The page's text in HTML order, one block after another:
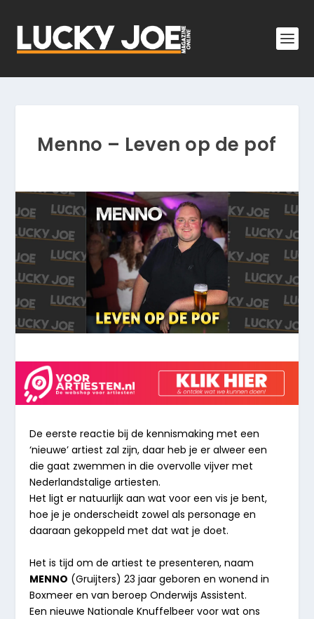
Menno – Leven op de pof
De eerste reactie bij de kennismaking met een
‘nieuwe’ artiest zal zijn, daar heb je er alweer een
die gaat zwemmen in die overvolle vijver met
Nederlandstalige artiesten.
Het ligt er natuurlijk aan wat voor een vis je bent,
hoe je je onderscheidt zowel als personage en
daaraan gekoppeld met dat wat je doet.
Het is tijd om de artiest te presenteren, naam
MENNO (Gruijters) 23 jaar geboren en wonend in
Boxmeer en van beroep Onderwijs Assistent.
Een nieuwe Nationale Knuffelbeer voor wat ons